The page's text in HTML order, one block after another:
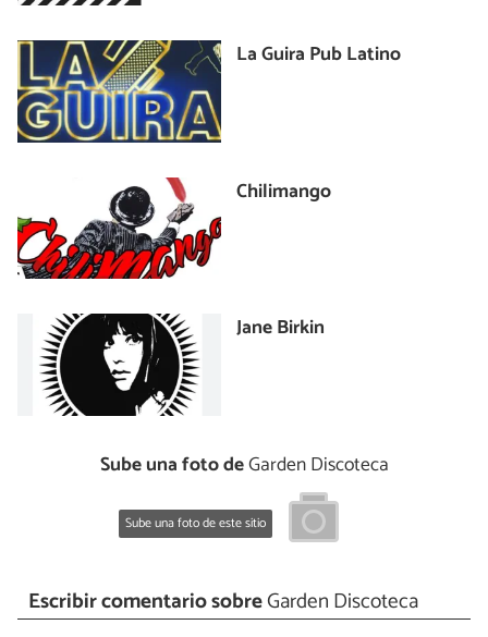
La Guira Pub Latino
Chilimango
Jane Birkin
Sube una foto deGarden Discoteca
Sube una foto de este sitio
Escribir comentario sobreGarden Discoteca